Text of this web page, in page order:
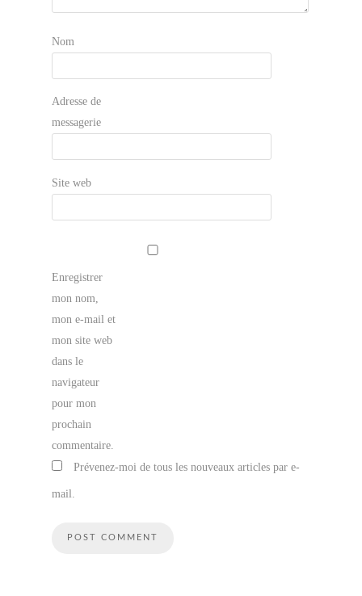
Nom
Adresse de
messagerie
Site web
Enregistrer
mon nom,
mon e-mail et
mon site web
dans le
navigateur
pour mon
prochain
commentaire.
Prévenez-moi de tous les nouveaux articles par e-
mail.